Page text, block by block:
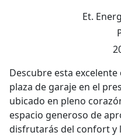
Et.
Descubre esta
plaza de garaje en el
ubicado en pleno
espacio generoso de
disfrutarás del confort y